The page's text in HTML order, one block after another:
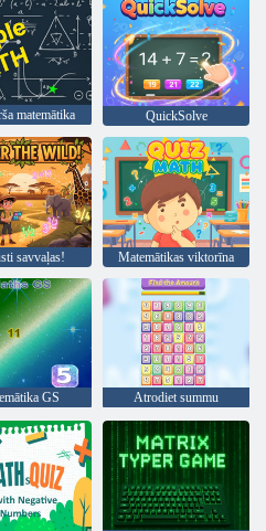
matemātika QuickSolve
savvaļas! Matemātikas viktorīna
GS Atrodiet summu